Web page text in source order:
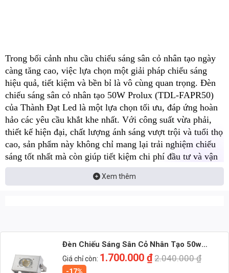
Trong bối cảnh nhu cầu chiếu sáng sân cỏ nhân tạo ngày
càng tăng cao, việc lựa chọn một giải pháp chiếu sáng
hiệu quả, tiết kiệm và bền bỉ là vô cùng quan trọng. Đèn
chiếu sáng sân cỏ nhân tạo 50W Prolux (TDL-FAPR50)
của Thành Đạt Led là một lựa chọn tối ưu, đáp ứng hoàn
hảo các yêu cầu khắt khe nhất. Với công suất vừa phải,
thiết kế hiện đại, chất lượng ánh sáng vượt trội và tuổi thọ
cao, sản phẩm này không chỉ mang lại trải nghiệm chiếu
sáng tốt nhất mà còn giúp tiết kiệm chi phí đầu tư và vận
hành. Bài viết này sẽ cung cấp một cái nhìn toàn diện về
đèn Prolux 50W, từ các đặc điểm kỹ thuật, lợi ích, ứng
👉 Nhắn: Loại đèn + Công suất + Số lượng để nhận báo giá
Xem thêm
Đèn Chiếu Sáng Sân Cỏ Nhân Tạo 50w
Prolux (TDL-FAPR50) Thành Đạt Led
Giá chỉ còn: 1.700.000₫2.040.000₫